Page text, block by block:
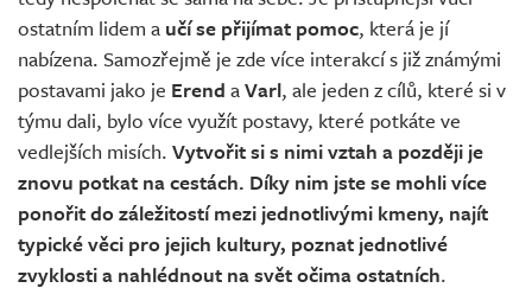
ostatním lidem a učí se přijímat pomoc, která je jí
nabízena. Samozřejmě je zde více interakcí s již známými
postavami jako je Erend aVarl, ale jeden z cílů, které si v
týmu dali, bylo více využít postavy, které potkáte ve
vedlejších misích. Vytvořit si s nimi vztah a později je
znovu potkat na cestách. Díky nim jste se mohli více
ponořit do záležitostí mezi jednotlivými kmeny, najít
typické věci pro jejich kultury, poznat jednotlivé
zvyklosti a nahlédnout na svět očima ostatních.